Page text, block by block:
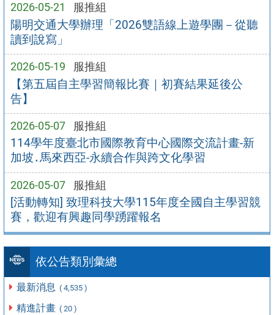
2026-05-21 服推組
陽明交通大學辦理「2026雙語線上遊學團－從聽
讀到說寫」
2026-05-19 服推組
【第五屆自主學習簡報比賽｜初賽結果延後公
告】
2026-05-07 服推組
114學年度臺北市國際教育中心國際交流計畫-新
加坡․馬來西亞-永續合作與跨文化學習
2026-05-07 服推組
[活動轉知] 致理科技大學115年度全國自主學習競
賽，歡迎有興趣同學踴躍報名
依公告類別彙總
最新消息 ( 4,535 )
精進計畫 ( 20 )